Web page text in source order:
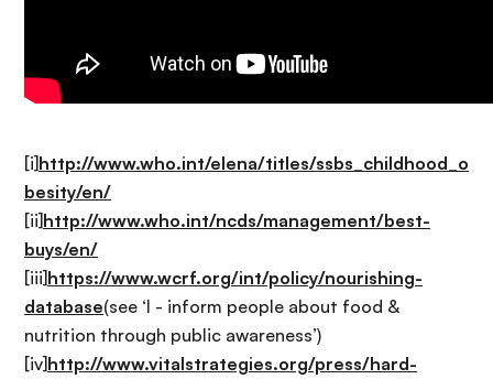
[i]http://www.who.int/elena/titles/ssbs_childhood_o
besity/en/
[ii]http://www.who.int/ncds/management/best-
buys/en/
[iii]https://www.wcrf.org/int/policy/nourishing-
database(see ‘I - inform people about food &
nutrition through public awareness’)
[iv]http://www.vitalstrategies.org/press/hard-